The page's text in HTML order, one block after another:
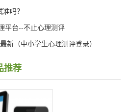
吗？
平台--不止心理测评
新（中小学生心理测评登录）
推荐